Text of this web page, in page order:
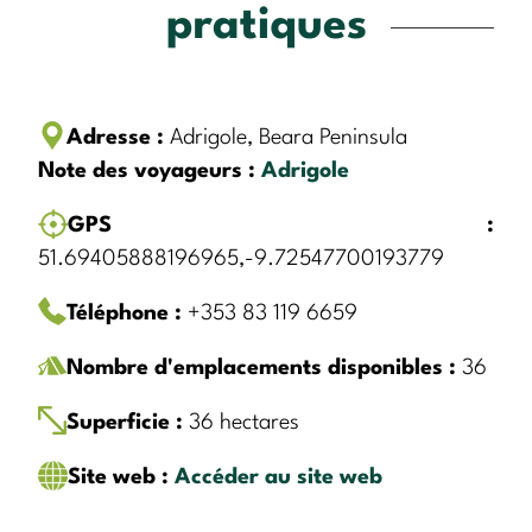
pratiques
Adresse : Adrigole, Beara Peninsula
Note des voyageurs : Adrigole
GPS :
51.69405888196965,-9.72547700193779
Téléphone : +353 83 119 6659
Nombre d'emplacements disponibles : 36
Superficie : 36 hectares
Site web : Accéder au site web